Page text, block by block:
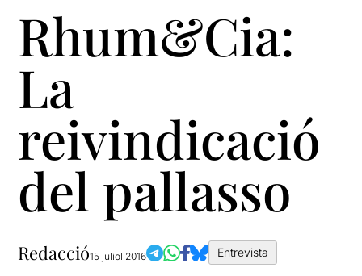
Rhum&Cia:
La
reivindicació
del pallasso
Redacció15 juliol 2016 Entrevista